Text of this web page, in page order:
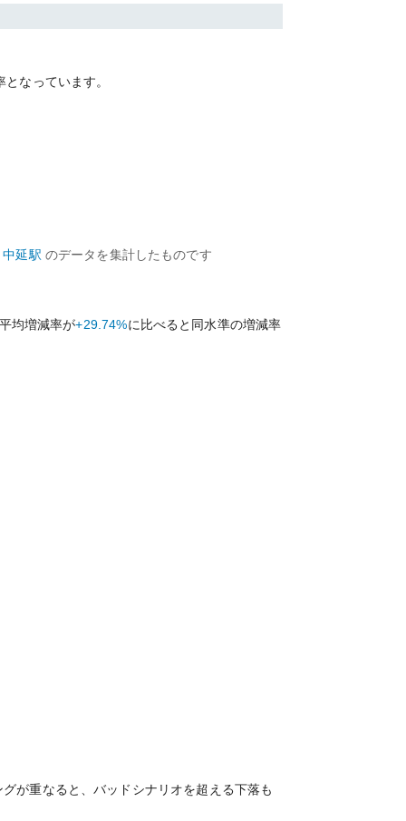
となっています。
中延駅 のデータを集計したものです
均増減率が+29.74%に比べると 同水準の増減率
が重なると、バッドシナリオを超える下落も